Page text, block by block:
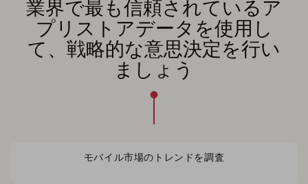
業界で最も信頼されているア
プリストアデータを使用し
て、戦略的な意思決定を行い
ましょう
モバイル市場のトレンドを調査